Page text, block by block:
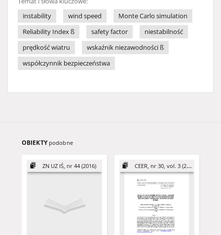
instability
wind speed
Monte Carlo simulation
Reliability Index ß
safety factor
niestabilność
prędkość wiatru
wskaźnik niezawodności ß
współczynnik bezpieczeństwa
OBIEKTY podobne
ZN UZ IŚ, nr 44 (2016) CEER, nr 30, vol. 3 (2020)